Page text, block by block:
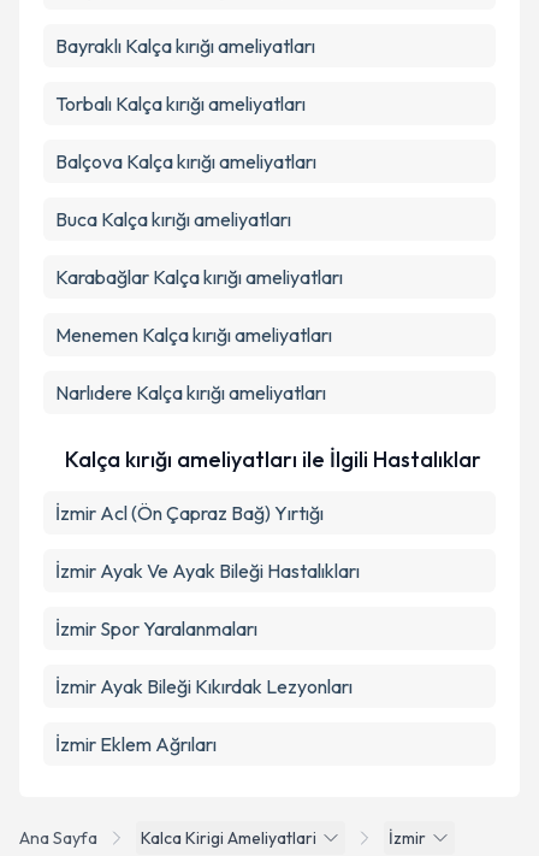
Ana Sayfa Kalca Kirigi Ameliyatlari İzmir
Bayraklı Kalça kırığı ameliyatları
Torbalı Kalça kırığı ameliyatları
Balçova Kalça kırığı ameliyatları
Buca Kalça kırığı ameliyatları
Karabağlar Kalça kırığı ameliyatları
Menemen Kalça kırığı ameliyatları
Narlıdere Kalça kırığı ameliyatları
Kalça kırığı ameliyatları ile İlgili Hastalıklar
İzmir Acl (Ön Çapraz Bağ) Yırtığı
İzmir Ayak Ve Ayak Bileği Hastalıkları
İzmir Spor Yaralanmaları
İzmir Ayak Bileği Kıkırdak Lezyonları
İzmir Eklem Ağrıları